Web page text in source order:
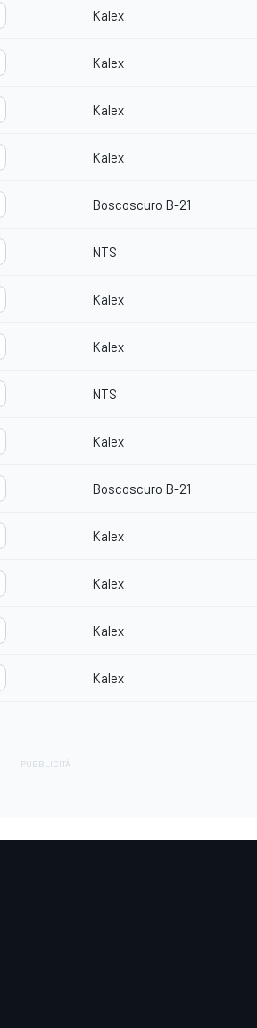
Kalex
Kalex
Kalex
Kalex
Boscoscuro B-21
NTS
Kalex
Kalex
NTS
Kalex
Boscoscuro B-21
Kalex
Kalex
Kalex
Kalex